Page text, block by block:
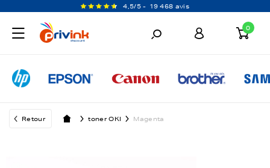
4,5/5 - 19 468 avis
0
Retour toner OKI Magenta